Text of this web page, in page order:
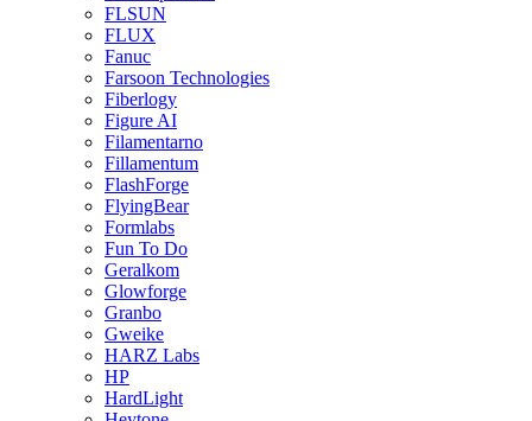
FLSUN
FLUX
Fanuc
Farsoon Technologies
Fiberlogy
Figure AI
Filamentarno
Fillamentum
FlashForge
FlyingBear
Formlabs
Fun To Do
Geralkom
Glowforge
Granbo
Gweike
HARZ Labs
HP
HardLight